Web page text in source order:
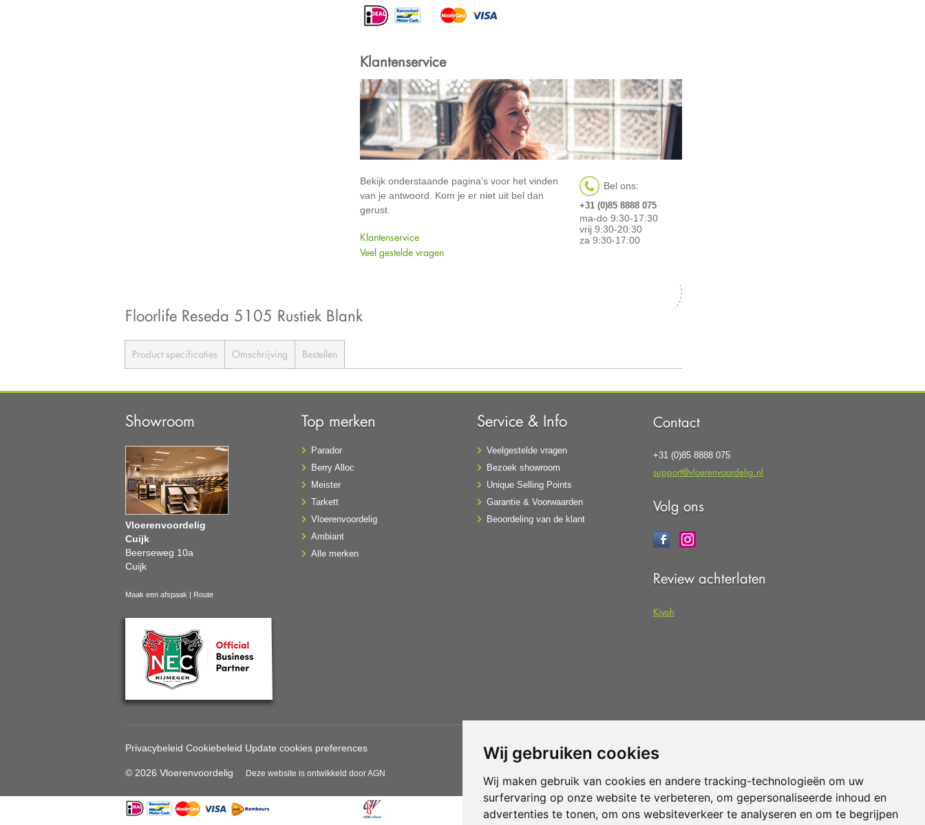
Wij gebruiken cookies
Wij maken gebruik van cookies en andere tracking-technologieën om uw
surfervaring op onze website te verbeteren, om gepersonaliseerde inhoud en
advertenties te tonen, om ons websiteverkeer te analyseren en om te begrijpen
Klantenservice
Bekijk onderstaande pagina's voor het vinden
van je antwoord. Kom je er niet uit bel dan
gerust.
Klantenservice
Veel gestelde vragen
Bel ons:
+31 (0)85 8888 075
ma-do 9:30-17:30
vrij 9:30-20:30
za 9:30-17:00
Floorlife Reseda 5105 Rustiek Blank
Product specificaties Omschrijving Bestellen
Showroom
Vloerenvoordelig
Cuijk
Beerseweg 10a
Cuijk
Maak een afspaak | Route
Top merken
Parador
Berry Alloc
Meister
Tarkett
Vloerenvoordelig
Ambiant
Alle merken
Service & Info
Veelgestelde vragen
Bezoek showroom
Unique Selling Points
Garantie & Voorwaarden
Beoordeling van de klant
Contact
+31 (0)85 8888 075
support@vloerenvoordelig.nl
Volg ons
Review achterlaten
Kiyoh
Privacybeleid Cookiebeleid Update cookies preferences
© 2026 Vloerenvoordelig Deze website is ontwikkeld door AGN
Gebruik van deze site betekent dat u dealgemene voorwaarden
Vloerenvoordelig.nl is een onderdeel van